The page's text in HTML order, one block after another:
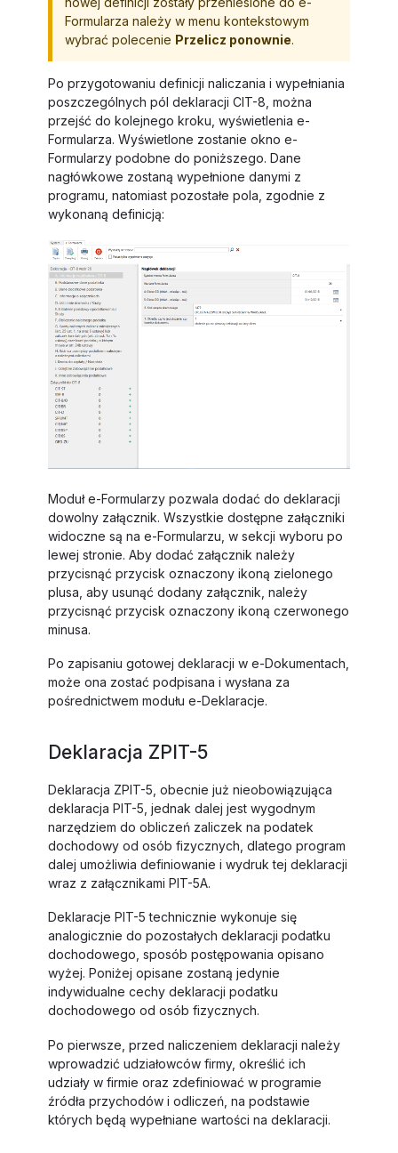
Formularza należy w menu kontekstowym
wybrać polecenie Przelicz ponownie.
Po przygotowaniu definicji naliczania i wypełniania
poszczególnych pól deklaracji CIT-8, można
przejść do kolejnego kroku, wyświetlenia e-
Formularza. Wyświetlone zostanie okno e-
Formularzy podobne do poniższego. Dane
nagłówkowe zostaną wypełnione danymi z
programu, natomiast pozostałe pola, zgodnie z
wykonaną definicją:
Moduł e-Formularzy pozwala dodać do deklaracji
dowolny załącznik. Wszystkie dostępne załączniki
widoczne są na e-Formularzu, w sekcji wyboru po
lewej stronie. Aby dodać załącznik należy
przycisnąć przycisk oznaczony ikoną zielonego
plusa, aby usunąć dodany załącznik, należy
przycisnąć przycisk oznaczony ikoną czerwonego
minusa.
Po zapisaniu gotowej deklaracji w e-Dokumentach,
może ona zostać podpisana i wysłana za
pośrednictwem modułu e-Deklaracje.
Deklaracja ZPIT-5
Deklaracja ZPIT-5, obecnie już nieobowiązująca
deklaracja PIT-5, jednak dalej jest wygodnym
narzędziem do obliczeń zaliczek na podatek
dochodowy od osób fizycznych, dlatego program
dalej umożliwia definiowanie i wydruk tej deklaracji
wraz z załącznikami PIT-5A.
Deklaracje PIT-5 technicznie wykonuje się
analogicznie do pozostałych deklaracji podatku
dochodowego, sposób postępowania opisano
wyżej. Poniżej opisane zostaną jedynie
indywidualne cechy deklaracji podatku
dochodowego od osób fizycznych.
Po pierwsze, przed naliczeniem deklaracji należy
wprowadzić udziałowców firmy, określić ich
udziały w firmie oraz zdefiniować w programie
źródła przychodów i odliczeń, na podstawie
których będą wypełniane wartości na deklaracji.